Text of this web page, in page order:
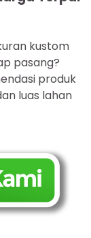
kustom
pasang?
produk
luas lahan